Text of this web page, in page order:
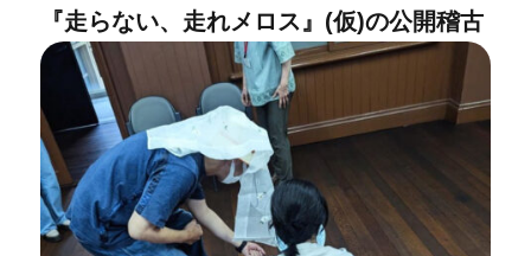
『走らない、走れメロス』(仮)の公開稽古